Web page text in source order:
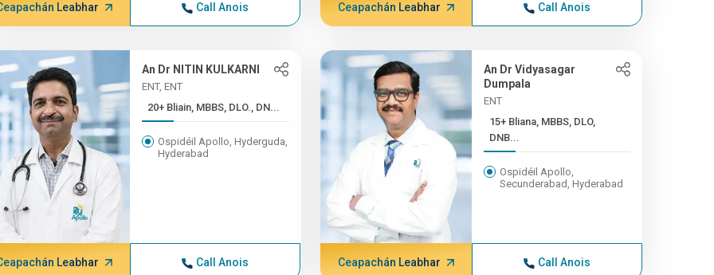
Leabhar Call Anois Ceapachán Leabhar Call Anois
An Dr NITIN KULKARNI
ENT, ENT
20+ Bliain, MBBS, DLO., DN...
Ospidéil Apollo, Hyderguda,
Hyderabad
Leabhar Call Anois
An Dr Vidyasagar
Dumpala
ENT
15+ Bliana, MBBS, DLO,
DNB...
Ospidéil Apollo,
Secunderabad, Hyderabad
Ceapachán Leabhar Call Anois